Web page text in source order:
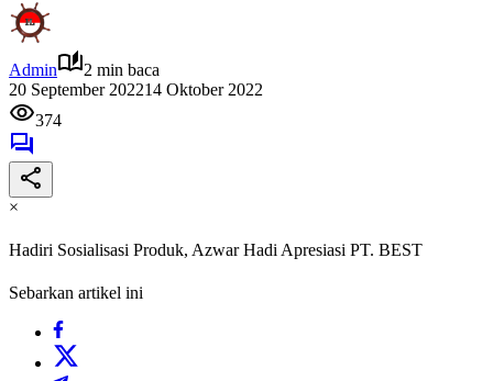
Admin
2 min baca
20 September 202214 Oktober 2022
374
×
Hadiri Sosialisasi Produk, Azwar Hadi Apresiasi PT. BEST
Sebarkan artikel ini